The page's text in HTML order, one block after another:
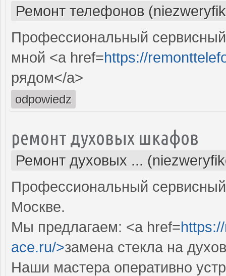
Ремонт телефонов
Профессиональный
мной <a href=https://
рядом</a>
odpowiedz
ремонт духовых шкафов
Ремонт духовых ...
Профессиональный
Москве.
Мы предлагаем: <a href=
ace.ru/>замена стекла на
Наши мастера оперативно